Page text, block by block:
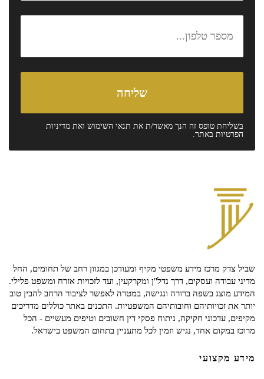
בשליחת טופס זה הנך מאשר/ת את תנאי השימוש ואת מדיניות
הפרטיות באתר.
שביל צדק מרכז מידע משפטי מקיף ומעודכן במגוון רחב של תחומים, החל
מדיני עבודה ועסקים, דרך נדל"ן ומקרקעין, ועד לזכויות אזרח ומשפט פלילי.
המידע מוצג בשפה ברורה ונגישה, במטרה לאפשר לציבור הרחב להבין טוב
יותר את זכויותיהם וחובותיהם המשפטיות. התכנים באתר כוללים מדריכים
מקיפים, עדכוני חקיקה, ניתוח פסקי דין חשובים וטיפים מעשיים - הכל
מרוכז במקום אחד, נגיש וזמין לכל מתעניין בתחום המשפט בישראל.
מידע מקצועי